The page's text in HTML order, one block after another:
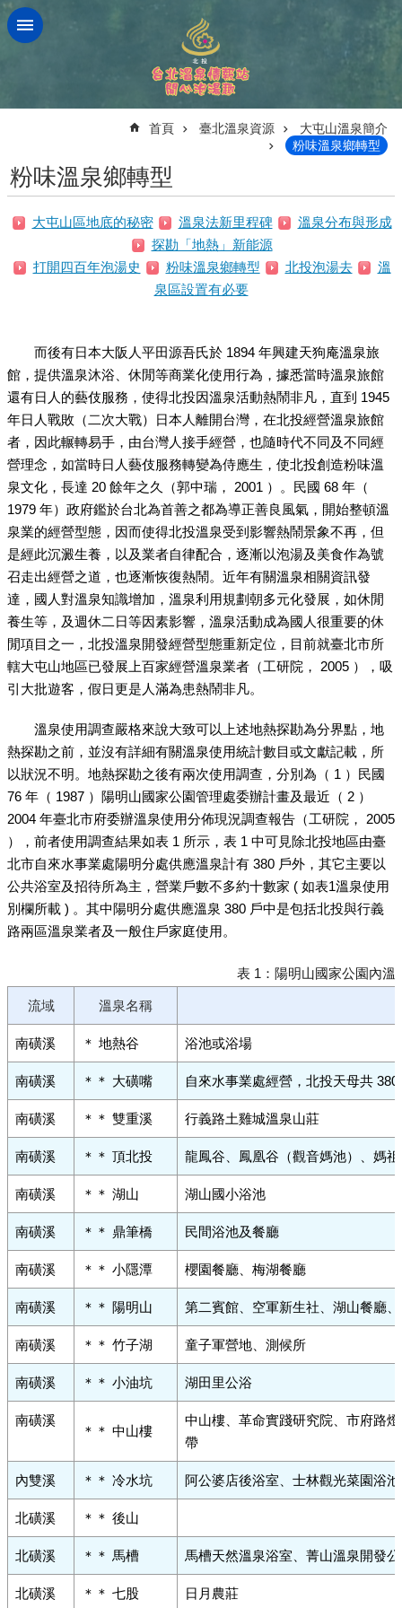
跳到主要內容區塊
首頁 臺北溫泉資源
大屯山溫泉簡介
粉味溫泉鄉轉型
粉味溫泉鄉轉型
大屯山區地底的秘密 溫泉法新里程碑
溫泉分布與形成
探勘「地熱」新能源
打開四百年泡湯史
粉味溫泉鄉轉型 北投泡湯去
溫
泉區設置有必要
而後有日本大阪人平田源吾氏於 1894 年興建天狗庵溫泉旅
館，提供溫泉沐浴、休閒等商業化使用行為，據悉當時溫泉旅館
還有日人的藝伎服務，使得北投因溫泉活動熱鬧非凡，直到 1945
年日人戰敗（二次大戰）日本人離開台灣，在北投經營溫泉旅館
者，因此輾轉易手，由台灣人接手經營，也隨時代不同及不同經
營理念，如當時日人藝伎服務轉變為侍應生，使北投創造粉味溫
泉文化，長達 20 餘年之久（郭中瑞， 2001 ）。民國 68 年（
1979 年）政府鑑於台北為首善之都為導正善良風氣，開始整頓溫
泉業的經營型態，因而使得北投溫泉受到影響熱鬧景象不再，但
是經此沉澱生養，以及業者自律配合，逐漸以泡湯及美食作為號
召走出經營之道，也逐漸恢復熱鬧。近年有關溫泉相關資訊發
達，國人對溫泉知識增加，溫泉利用規劃朝多元化發展，如休閒
養生等，及週休二日等因素影響，溫泉活動成為國人很重要的休
閒項目之一，北投溫泉開發經營型態重新定位，目前就臺北市所
轄大屯山地區已發展上百家經營溫泉業者（工研院， 2005 ），吸
引大批遊客，假日更是人滿為患熱鬧非凡。
溫泉使用調查嚴格來說大致可以上述地熱探勘為分界點，地
熱探勘之前，並沒有詳細有關溫泉使用統計數目或文獻記載，所
以狀況不明。地熱探勘之後有兩次使用調查，分別為（ 1 ）民國
76 年（ 1987 ）陽明山國家公園管理處委辦計畫及最近（ 2 ）
2004 年臺北市府委辦溫泉使用分佈現況調查報告（工研院， 2005
），前者使用調查結果如表 1 所示，表 1 中可見除北投地區由臺
北市自來水事業處陽明分處供應溫泉計有 380 戶外，其它主要以
公共浴室及招待所為主，營業戶數不多約十數家 ( 如表1溫泉使用
別欄所載 ) 。其中陽明分處供應溫泉 380 戶中是包括北投與行義
路兩區溫泉業者及一般住戶家庭使用。
表 1：陽明山國家公園內溫
流域 溫泉名稱
南磺溪 ＊ 地熱谷 浴池或浴場
南磺溪 ＊＊ 大磺嘴 自來水事業處經營，北投天母共 380
南磺溪 ＊＊ 雙重溪 行義路土雞城溫泉山莊
南磺溪 ＊＊ 頂北投 龍鳳谷、鳳凰谷（觀音媽池）、媽
南磺溪 ＊＊ 湖山 湖山國小浴池
南磺溪 ＊＊ 鼎筆橋 民間浴池及餐廳
南磺溪 ＊＊ 小隱潭 櫻園餐廳、梅湖餐廳
南磺溪 ＊＊ 陽明山 第二賓館、空軍新生社、湖山餐廳
南磺溪 ＊＊ 竹子湖 童子軍營地、測候所
南磺溪 ＊＊ 小油坑 湖田里公浴
南磺溪
＊＊ 中山樓
中山樓、革命實踐研究院、市府路
帶
內雙溪 ＊＊ 冷水坑 阿公婆店後浴室、士林觀光菜園浴池
北磺溪 ＊＊ 後山
北磺溪 ＊＊ 馬槽 馬槽天然溫泉浴室、菁山溫泉開發
北磺溪 ＊＊ 七股 日月農莊